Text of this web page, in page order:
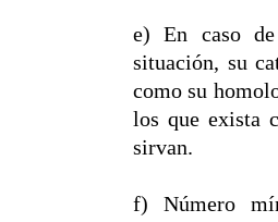
e) En caso
situación, su
como su
los que exista
sirvan.
f) Número